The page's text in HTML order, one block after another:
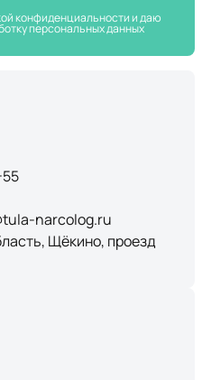
конфиденциальностии даю
персональных данных
narcolog.ru
Щёкино, проезд